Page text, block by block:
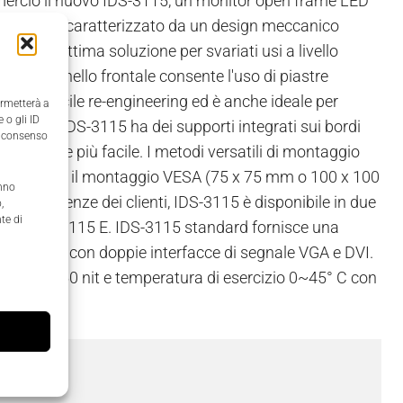
a
o gli ID
di
è caratterizzato da un design meccanico
un’ ottima soluzione per svariati usi a livello
del pannello frontale consente l'uso di piastre
un facile re-engineering ed è anche ideale per
IDS-3115 ha dei supporti integrati sui bordi
più facile. I metodi versatili di montaggio
e il montaggio VESA (75 x 75 mm o 100 x 100
esigenze dei clienti, IDS-3115 è disponibile in due
e IDS-3115 E. IDS-3115 standard fornisce una
C con doppie interfacce di segnale VGA e DVI.
a 250 nit e temperatura di esercizio 0~45° C con